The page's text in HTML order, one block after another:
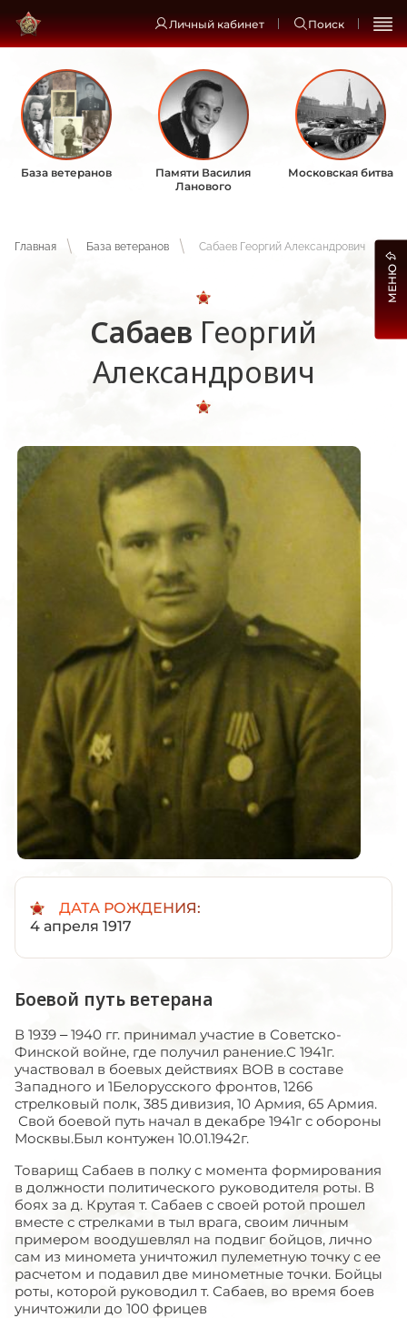
Личный кабинет Поиск
База ветеранов
Памяти Василия
Ланового
Московская битва
Главная База ветеранов Сабаев Георгий Александрович
Сабаев Георгий
Александрович
ДАТА РОЖДЕНИЯ:
4 апреля 1917
Боевой путь ветерана
В 1939 – 1940 гг. принимал участие в Советско-
Финской войне, где получил ранение.С 1941г.
участвовал в боевых действиях ВОВ в составе
Западного и 1Белорусского фронтов, 1266
стрелковый полк, 385 дивизия, 10 Армия, 65 Армия.
Свой боевой путь начал в декабре 1941г с обороны
Москвы.Был контужен 10.01.1942г.
Товарищ Сабаев в полку с момента формирования
в должности политического руководителя роты. В
боях за д. Крутая т. Сабаев с своей ротой прошел
вместе с стрелками в тыл врага, своим личным
примером воодушевлял на подвиг бойцов, лично
сам из миномета уничтожил пулеметную точку с ее
расчетом и подавил две минометные точки. Бойцы
роты, которой руководил т. Сабаев, во время боев
уничтожили до 100 фрицев
МЕНЮ